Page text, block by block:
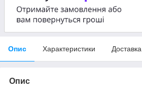
Опис Характеристики Доставка
Опис